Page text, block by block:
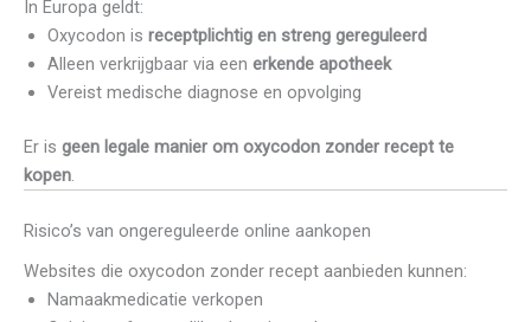
In Europa geldt:
Oxycodon is receptplichtig en streng gereguleerd
Alleen verkrijgbaar via een erkende apotheek
Vereist medische diagnose en opvolging
Er is geen legale manier om oxycodon zonder recept te
kopen.
Risico’s van ongereguleerde online aankopen
Websites die oxycodon zonder recept aanbieden kunnen:
Namaakmedicatie verkopen